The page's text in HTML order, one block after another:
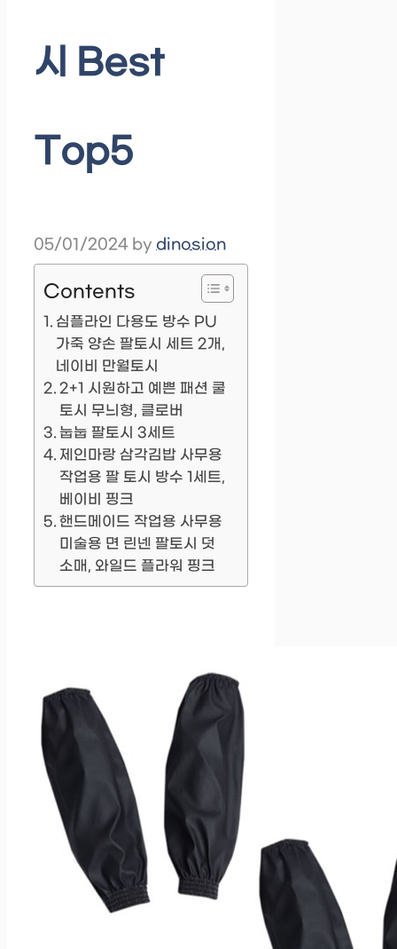
시 Best
Top5
05/01/2024 by dinosion
Contents
심플라인 다용도 방수 PU
가죽 양손 팔토시 세트 2개,
네이비 만월토시
2+1 시원하고 예쁜 패션 쿨
토시 무늬형, 클로버
눕눕 팔토시 3세트
제인마랑 삼각김밥 사무용
작업용 팔 토시 방수 1세트,
베이비 핑크
핸드메이드 작업용 사무용
미술용 면 린넨 팔토시 덧
소매, 와일드 플라워 핑크